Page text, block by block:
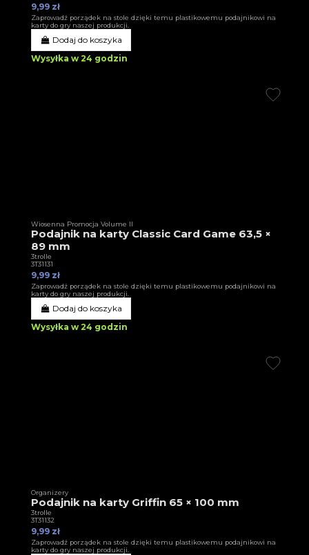
9,99 zł
Zaprowadź porządek na stole dzięki temu plastikowemu podajnikowi na
karty do gry naszej produkcji.
Dodaj do koszyka
Wysyłka w 24 godzin
Wiosenna Promocja Volume II
Podajnik na karty Classic Card Game 63,5 ×
89 mm
3trolle
3T31131
9,99 zł
Zaprowadź porządek na stole dzięki temu plastikowemu podajnikowi na
karty do gry naszej produkcji.
Dodaj do koszyka
Wysyłka w 24 godzin
Organizery
Podajnik na karty Griffin 65 × 100 mm
3trolle
3T31132
9,99 zł
Zaprowadź porządek na stole dzięki temu plastikowemu podajnikowi na
karty do gry naszej produkcji.